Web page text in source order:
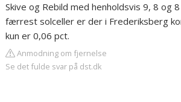
Skive og Rebild med henholdsvis 9, 8 og
færrest solceller er der i Frederiksberg
kun er 0,06 pct.
Anmodning om fjernelse
Se det fulde svar på dst.dk